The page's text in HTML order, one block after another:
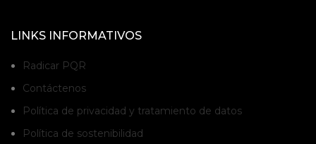
LINKS INFORMATIVOS
Radicar PQR
Contáctenos
Política de privacidad y tratamiento de datos
Política de sostenibilidad